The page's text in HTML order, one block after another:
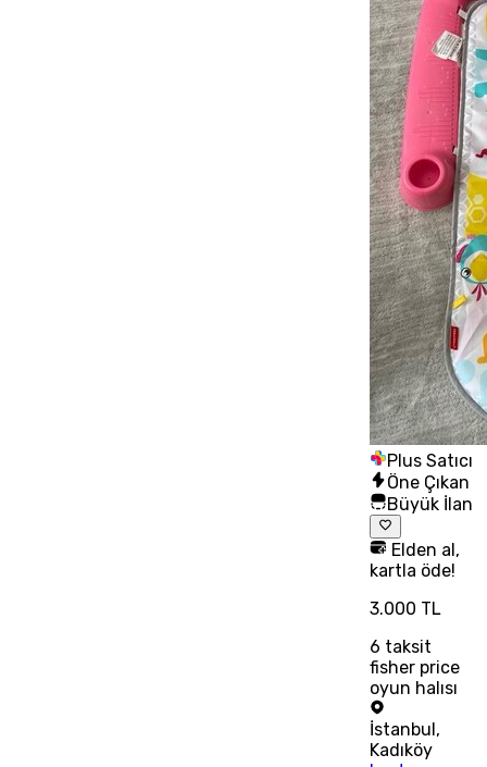
Plus Satıcı
Öne Çıkan
Büyük İlan
Elden al,
kartla öde!
3.000 TL
6 taksit
fisher price
oyun halısı
İstanbul ,
Kadıköy